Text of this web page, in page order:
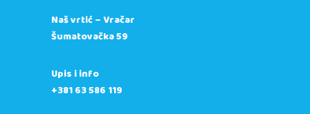
Naš vrtić – Vračar
Šumatovačka 59
Upis i info
+381 63 586 119